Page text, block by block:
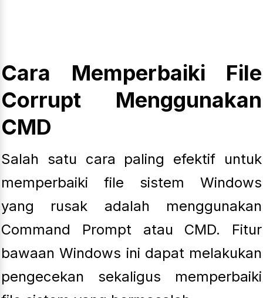
Cara Memperbaiki File
Corrupt Menggunakan
CMD
Salah satu cara paling efektif untuk
memperbaiki file sistem Windows
yang rusak adalah menggunakan
Command Prompt atau CMD. Fitur
bawaan Windows ini dapat melakukan
pengecekan sekaligus memperbaiki